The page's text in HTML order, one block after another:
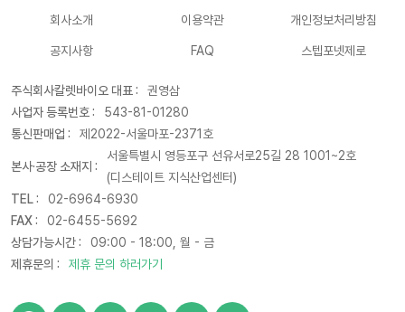
회사소개 이용약관 개인정보처리방침
공지사항 FAQ 스텝포넷제로
주식회사칼렛바이오 대표 :
권영삼
사업자 등록번호 :
543-81-01280
통신판매업 :
제2022-서울마포-2371호
본사·공장 소재지 :
서울특별시 영등포구 선유서로25길 28 1001~2호
(디스테이트 지식산업센터)
TEL :
02-6964-6930
FAX :
02-6455-5692
상담가능시간 :
09:00 - 18:00, 월 - 금
제휴문의 :
제휴 문의 하러가기